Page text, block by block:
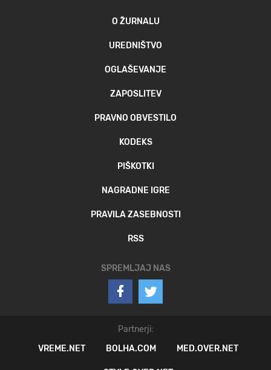
O ŽURNALU
UREDNIŠTVO
OGLAŠEVANJE
ZAPOSLITEV
PRAVNO OBVESTILO
KODEKS
PIŠKOTKI
NAGRADNE IGRE
PRAVILA ZASEBNOSTI
RSS
SPREMLJAJ NAS
Partnerji:
VREME.NET
BOLHA.COM MED.OVER.NET